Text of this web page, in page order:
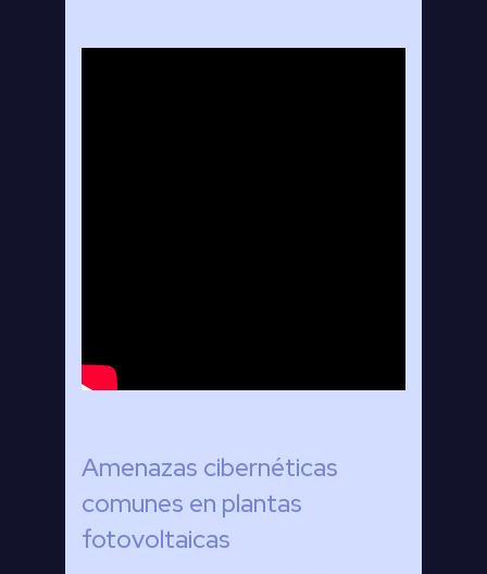
Amenazas cibernéticas
comunes en plantas
fotovoltaicas